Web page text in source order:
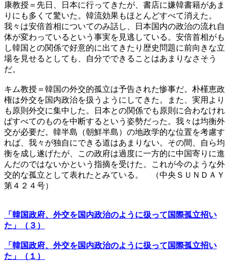
康教授＝先日、日本に行ってきたが、書店に嫌韓書籍があま
りにも多くて驚いた。韓流効果もほとんどすべて消えた。
我々は安倍首相についてのみ話し、日本国内の政治の流れ自
体が変わっているという事実を見逃している。安倍首相がも
し韓国との関係で好意的に出てきたり歴史問題に前向きな立
場を見せるとしても、自分でできることはあまりなさそう
だ。
キム教授＝韓国の外交的孤立は予告された惨事だ。朴槿恵政
権は外交を国内政治を扱うようにしてきた。また、実用より
も原則外交に集中した。日本との関係でも原則に合わなけれ
ばすべてのものを中断するという姿勢だった。我々は均衡外
交が必要だ。韓半島（朝鮮半島）の地政学的な位置を考慮す
れば、我々が独自にできる道はあまりない。その間、自ら均
衡を成し遂げたが、この政府は過度に一方的に中国寄りに進
んだのではないかという指摘を受けた。これが今のような外
交的な孤立として表れたとみている。 （中央ＳＵＮＤＡＹ
第４２４号）
「韓国政府、外交を国内政治のように扱って国際孤立招い
た」（３）
「韓国政府、外交を国内政治のように扱って国際孤立招い
た」（１）